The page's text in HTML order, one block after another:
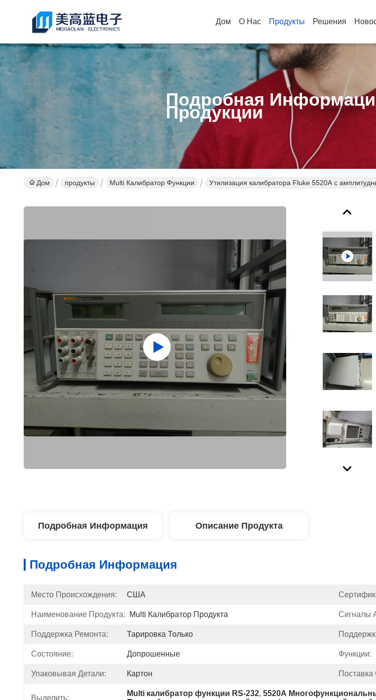
Дом О Нас Продукты Решения
Подробная
Продукции
Дом продукты Multi Калибратор Функции Утилизация калибратора Fluke 5520A с
Подробная Информация Описание Продукта
Подробная Информация
Место Происхождения: США
Наименование Продукта: Multi Калибратор Продукта Сигналы
Поддержка Ремонта: Тарировка Только
Состояние: Допрошенные Функции:
Упаковывая Детали: Картон Поставка
Выделить:
Multi калибратор функции RS-232, 5520А